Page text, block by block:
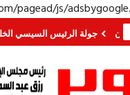
pagead/js/
جولة الرئيس السيسي